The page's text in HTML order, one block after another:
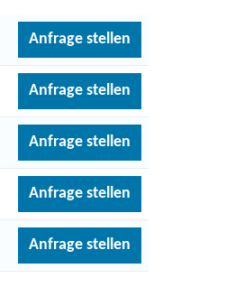
Anfrage stellen
Anfrage stellen
Anfrage stellen
Anfrage stellen
Anfrage stellen